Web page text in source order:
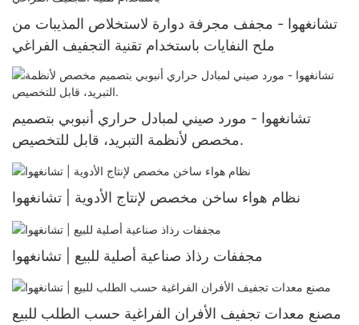
تشانغهوا - مجفف مجرفة دوارة لاستخلاص المذيبات من
ملح النفايات باستخدام تقنية التجفيف الفراغي
تشانغهوا - مورد صيني لمبادل حراري أنبوبي بتصميم
مخصص لأنظمة التبريد، قابل للتخصيص.
نظام هواء ساخن مخصص لإنتاج الأدوية | تشانغهوا
مجففات رذاذ صناعية أصلية للبيع | تشانغهوا
مصنع معدات تجفيف الأفران الفراغية حسب الطلب للبيع